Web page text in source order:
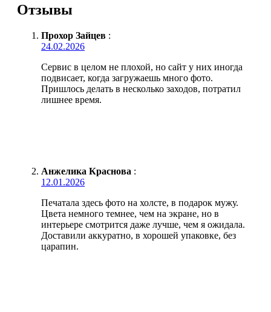
Отзывы
Прохор Зайцев :
24.02.2026
Сервис в целом не плохой, но сайт у них иногда
подвисает, когда загружаешь много фото.
Пришлось делать в несколько заходов, потратил
лишнее время.
Анжелика Краснова :
12.01.2026
Печатала здесь фото на холсте, в подарок мужу.
Цвета немного темнее, чем на экране, но в
интерьере смотрится даже лучше, чем я ожидала.
Доставили аккуратно, в хорошей упаковке, без
царапин.